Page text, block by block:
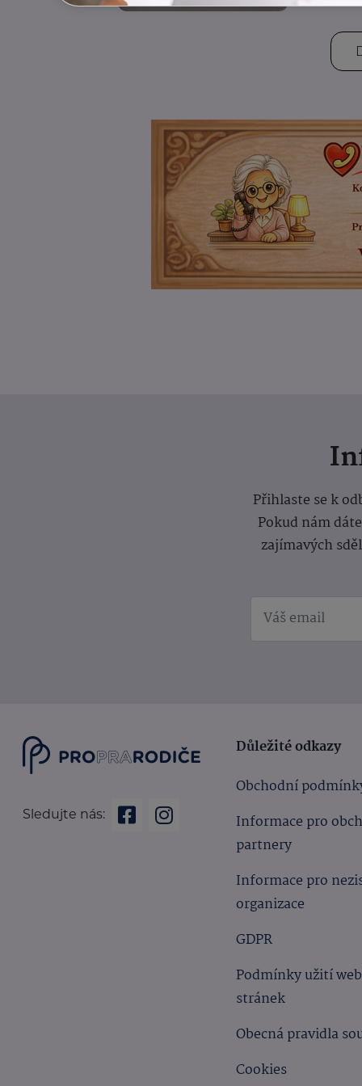
Přihlaste se k
Pokud nám
zajímavých
Sledujte nás:
Důležité odkazy
Obchodní
Informace pro
partnery
Informace pro
organizace
GDPR
Podmínky užití
stránek
Obecná pravidla
Cookies